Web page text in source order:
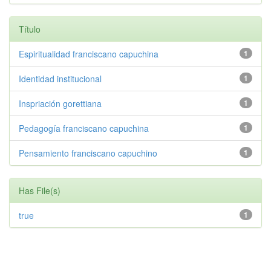
Título
1
Espiritualidad franciscano capuchina
1
Identidad institucional
1
Inspriación gorettiana
1
Pedagogía franciscano capuchina
1
Pensamiento franciscano capuchino
Has File(s)
1
true